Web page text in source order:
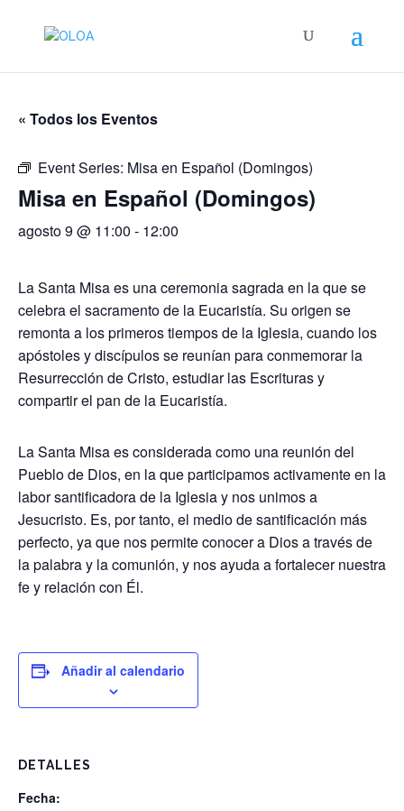
« Todos los Eventos
Event Series: Misa en Español (Domingos)
Misa en Español (Domingos)
agosto 9 @ 11:00 - 12:00
La Santa Misa es una ceremonia sagrada en la que se
celebra el sacramento de la Eucaristía. Su origen se
remonta a los primeros tiempos de la Iglesia, cuando los
apóstoles y discípulos se reunían para conmemorar la
Resurrección de Cristo, estudiar las Escrituras y
compartir el pan de la Eucaristía.
La Santa Misa es considerada como una reunión del
Pueblo de Dios, en la que participamos activamente en la
labor santificadora de la Iglesia y nos unimos a
Jesucristo. Es, por tanto, el medio de santificación más
perfecto, ya que nos permite conocer a Dios a través de
la palabra y la comunión, y nos ayuda a fortalecer nuestra
fe y relación con Él.
Añadir al calendario
DETALLES
Fecha: